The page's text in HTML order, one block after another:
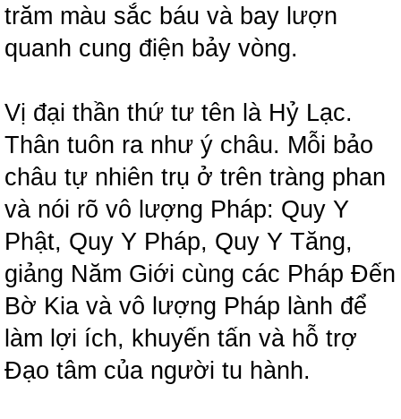
trăm màu sắc báu và bay lượn
quanh cung điện bảy vòng.
Vị đại thần thứ tư tên là Hỷ Lạc.
Thân tuôn ra như ý châu. Mỗi bảo
châu tự nhiên trụ ở trên tràng phan
và nói rõ vô lượng Pháp: Quy Y
Phật, Quy Y Pháp, Quy Y Tăng,
giảng Năm Giới cùng các Pháp Đến
Bờ Kia và vô lượng Pháp lành để
làm lợi ích, khuyến tấn và hỗ trợ
Đạo tâm của người tu hành.